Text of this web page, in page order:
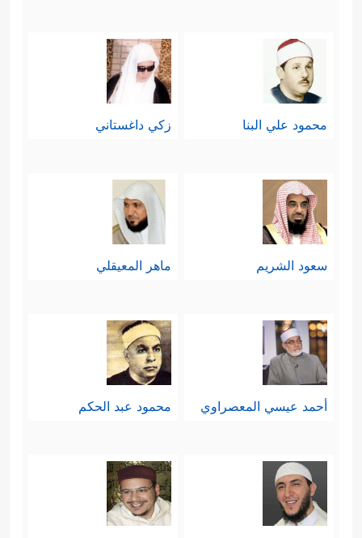
محمود علي البنا زكي داغستاني
سعود الشريم ماهر المعيقلي
أحمد عيسي المعصراوي محمود عبد الحكم